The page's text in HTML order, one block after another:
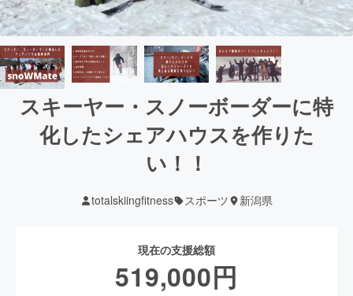
スキーヤー・スノーボーダーに特
化したシェアハウスを作りた
い！！
totalskiingfitness スポーツ 新潟県
現在の支援総額
519,000円